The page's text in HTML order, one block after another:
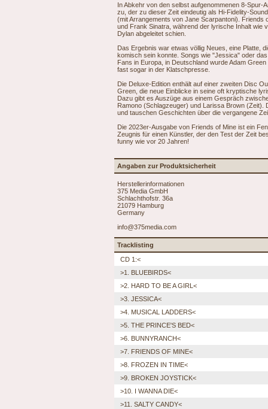
In Abkehr von den selbst aufgenommenen 8-Spur-
zu, der zu dieser Zeit eindeutig als Hi-Fidelity-
(mit Arrangements von Jane Scarpantoni).
und Frank Sinatra, während der lyrische Inhalt wie
Dylan abgeleitet schien.
Das Ergebnis war etwas völlig Neues, eine Platte,
komisch sein konnte. Songs wie "Jessica" oder
Fans in Europa, in Deutschland wurde Adam
fast sogar in der Klatschpresse.
Die Deluxe-Edition enthält auf einer zweiten Disc
Green, die neue Einblicke in seine oft kryptische
Dazu gibt es Auszüge aus einem Gespräch
Ramono (Schlagzeuger) und Larissa Brown (Zeit).
und tauschen Geschichten über die vergangene
Die 2023er-Ausgabe von Friends of Mine ist ein
Zeugnis für einen Künstler, der den Test der Zeit
funny wie vor 20 Jahren!
Angaben zur Produktsicherheit
Herstellerinformationen
375 Media GmbH
Schlachthofstr. 36a
21079 Hamburg
Germany
info@375media.com
Tracklisting
CD 1:<
>1. BLUEBIRDS<
>2. HARD TO BE A GIRL<
>3. JESSICA<
>4. MUSICAL LADDERS<
>5. THE PRINCE'S BED<
>6. BUNNYRANCH<
>7. FRIENDS OF MINE<
>8. FROZEN IN TIME<
>9. BROKEN JOYSTICK<
>10. I WANNA DIE<
>11. SALTY CANDY<